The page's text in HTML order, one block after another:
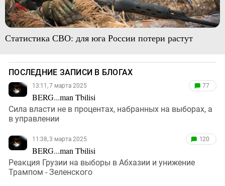
Статистика СВО: для юга России потери растут
ПОСЛЕДНИЕ ЗАПИСИ В БЛОГАХ
13:11, 7 марта 2025
BERG...man Tbilisi
77
Сила власти не в процентах, набранных на выборах, а
в управлении
11:38, 3 марта 2025
BERG...man Tbilisi
120
Реакция Грузии на выборы в Абхазии и унижение
Трампом - Зеленского